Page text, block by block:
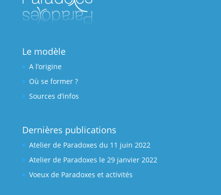
Le modèle
A l’origine
Où se former ?
Sources d’infos
Dernières publications
Atelier de Paradoxes du 11 juin 2022
Atelier de Paradoxes le 29 janvier 2022
Voeux de Paradoxes et activités